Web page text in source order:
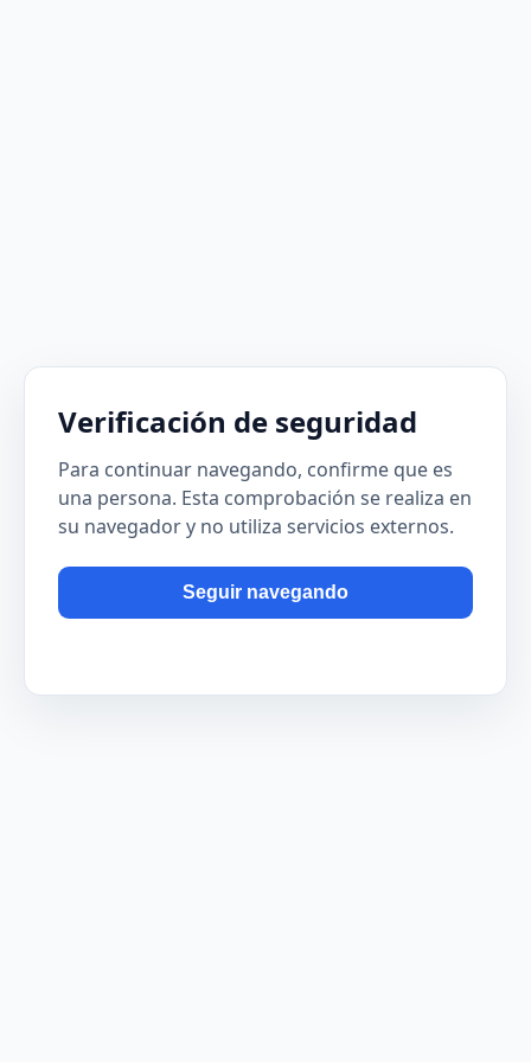
Verificación de seguridad
Para continuar navegando, confirme que es
una persona. Esta comprobación se realiza en
su navegador y no utiliza servicios externos.
Seguir navegando